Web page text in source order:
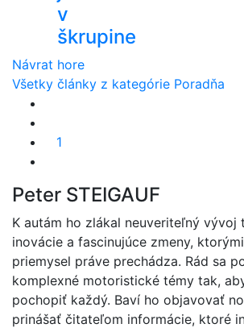
v
škrupine
Návrat hore
Všetky články z kategórie Poradňa
1
Peter STEIGAUF
K autám ho zlákal neuveriteľný vývoj
inovácie a fascinujúce zmeny,
priemysel práve prechádza. Rád sa
komplexné motoristické témy tak,
pochopiť každý. Baví ho objavovať
prinášať čitateľom informácie, ktoré